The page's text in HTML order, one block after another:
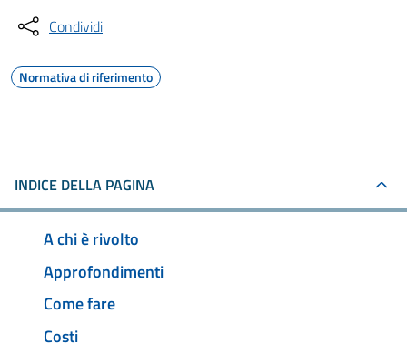
Condividi
Normativa di riferimento
INDICE DELLA PAGINA
A chi è rivolto
Approfondimenti
Come fare
Costi